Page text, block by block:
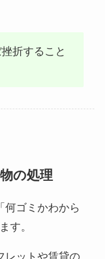
折すること
の処理
何ゴミかわから
す。
レットや賃貸の